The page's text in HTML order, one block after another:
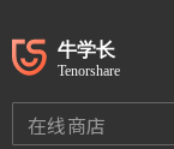
在线商店